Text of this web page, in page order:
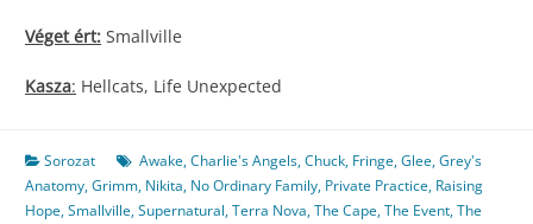
Véget ért: Smallville
Kasza: Hellcats, Life Unexpected
Sorozat Awake,Charlie's Angels,Chuck, Fringe,Glee,Grey's
Anatomy,Grimm, Nikita, No Ordinary Family, Private Practice, Raising
Hope,Smallville,Supernatural,Terra Nova,The Cape,The Event,The